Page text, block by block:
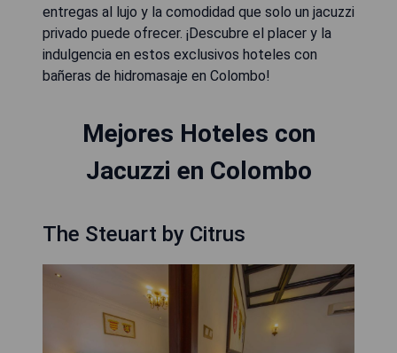
entregas al lujo y la comodidad que solo un jacuzzi
privado puede ofrecer. ¡Descubre el placer y la
indulgencia en estos exclusivos hoteles con
bañeras de hidromasaje en Colombo!
Mejores Hoteles con
Jacuzzi en Colombo
The Steuart by Citrus